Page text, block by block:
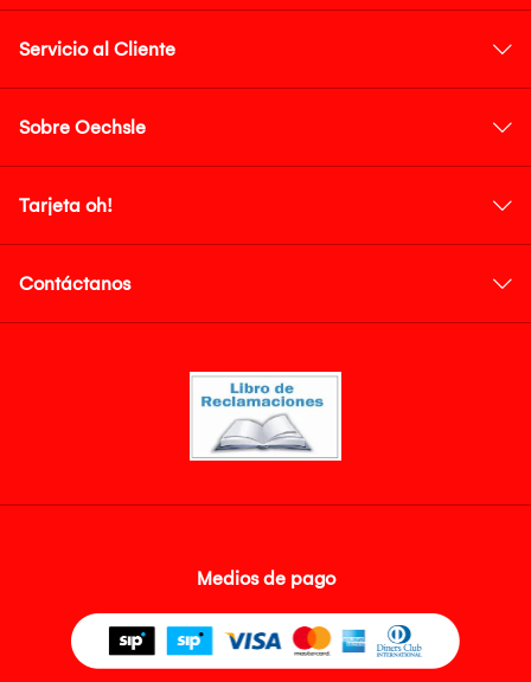
Servicio al Cliente
Sobre Oechsle
Tarjeta oh!
Contáctanos
Medios de pago